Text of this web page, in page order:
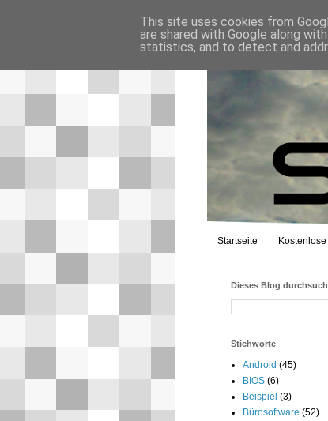
Startseite Kostenlose
Dieses Blog
Stichworte
Android (45)
BIOS (6)
Beispiel (3)
Bürosoftware (52)
This site uses cookies from
are shared with Google along
statistics, and to detect and